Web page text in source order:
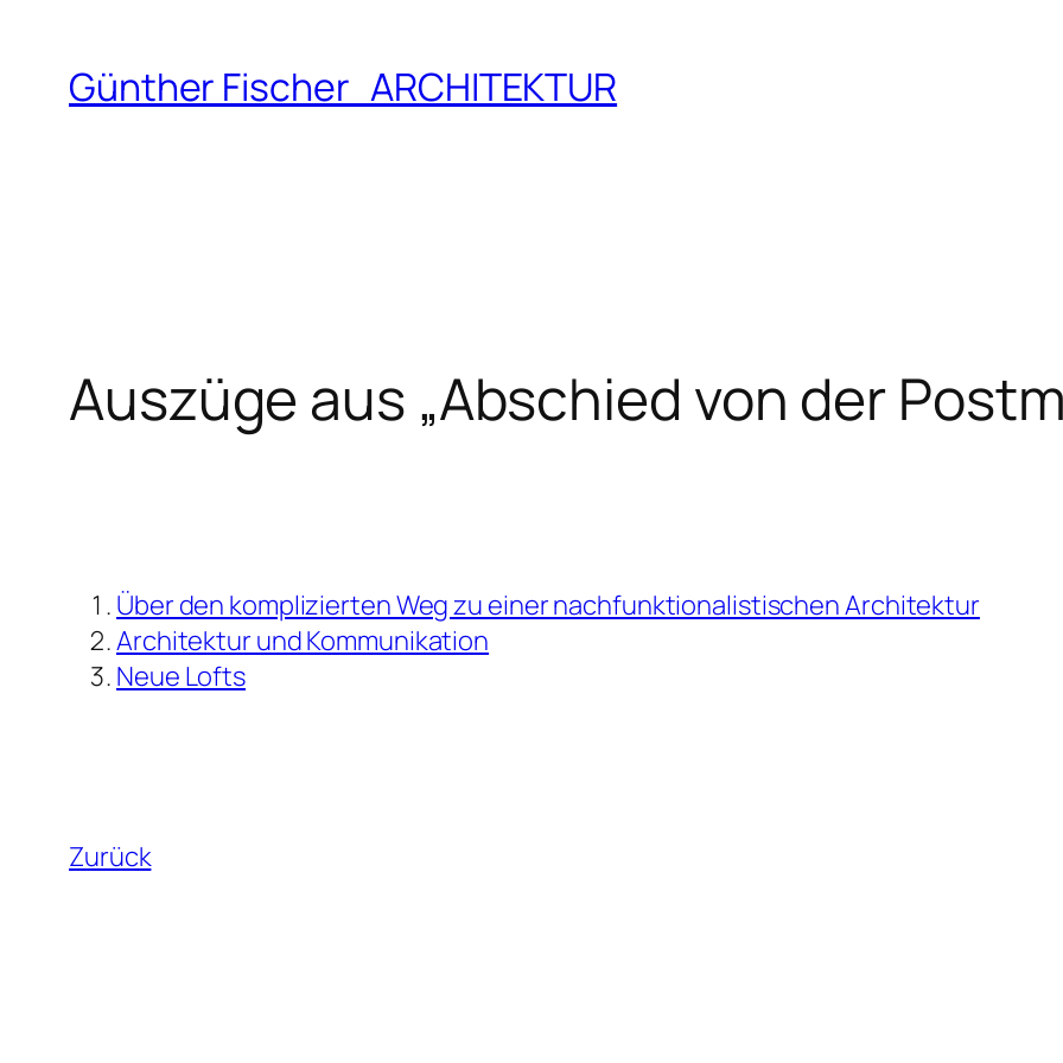
springenGünther Fischer ARCHITEKTUR
Auszüge aus „Abschied von der
Über den komplizierten Weg zu einer nachfunktionalistischen Architektur
Architektur und Kommunikation
Neue Lofts
Zurück